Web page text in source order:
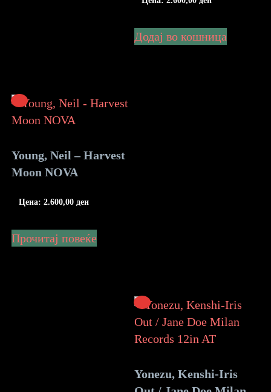
Додај во кошница
Young, Neil – Harvest
Moon NOVA
Цена: 2.600,00 ден
Прочитај повеќе
Yonezu, Kenshi-Iris